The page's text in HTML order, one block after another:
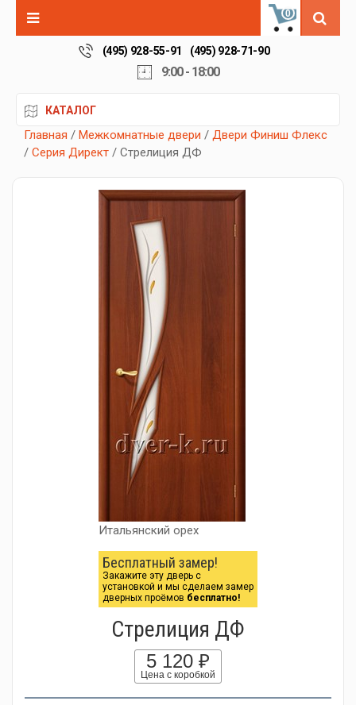
0
(495) 928-55-91 (495) 928-71-90
9:00 - 18:00
КАТАЛОГ
Главная / Межкомнатные двери / Двери Финиш Флекс
/ Серия Директ / Стрелиция ДФ
Итальянский орех
Бесплатный замер!
Закажите эту дверь с
установкой и мы сделаем замер
дверных проёмов бесплатно!
Стрелиция ДФ
5 120 ₽
Цена с коробкой